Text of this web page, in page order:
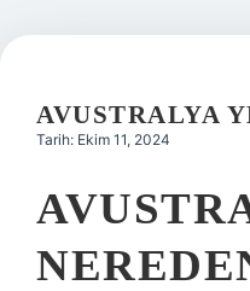
Yasal Uyarı
AVUSTRALYA
Tarih: Ekim 11, 2024